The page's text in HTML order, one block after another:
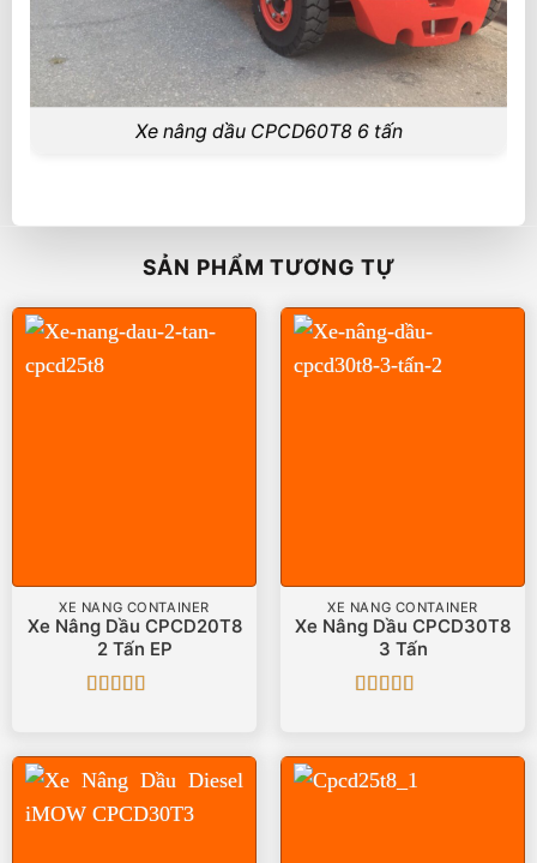
Xe nâng dầu CPCD60T8 6 tấn
SẢN PHẨM TƯƠNG TỰ
XE NÂNG CONTAINER
Xe Nâng Dầu CPCD20T8
2 Tấn EP
XE NÂNG CONTAINER
Xe Nâng Dầu CPCD30T8
3 Tấn